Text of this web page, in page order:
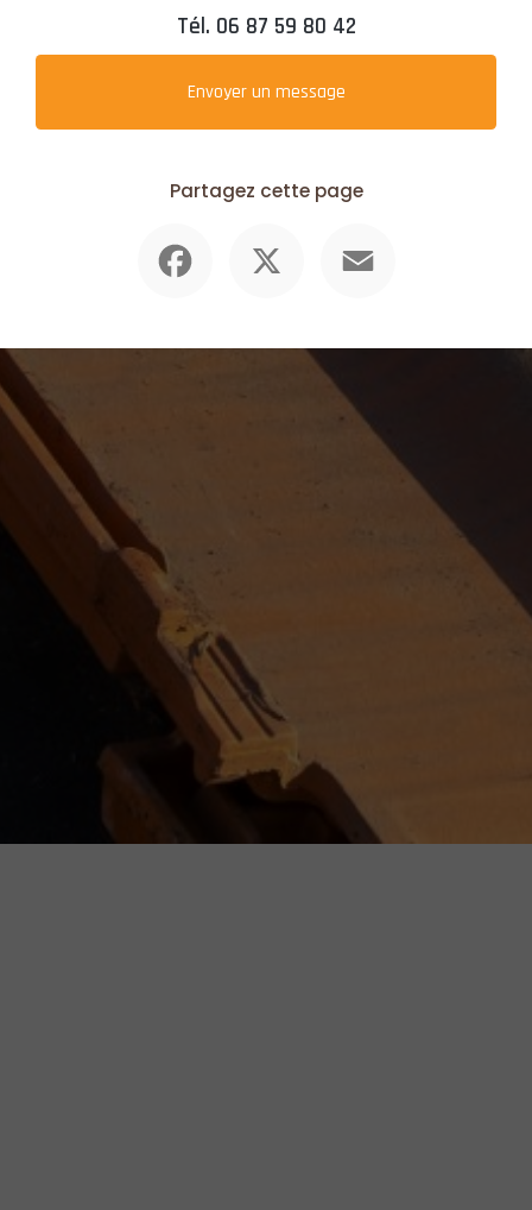
Tél. 06 87 59 80 42
Envoyer un message
Partagez cette page